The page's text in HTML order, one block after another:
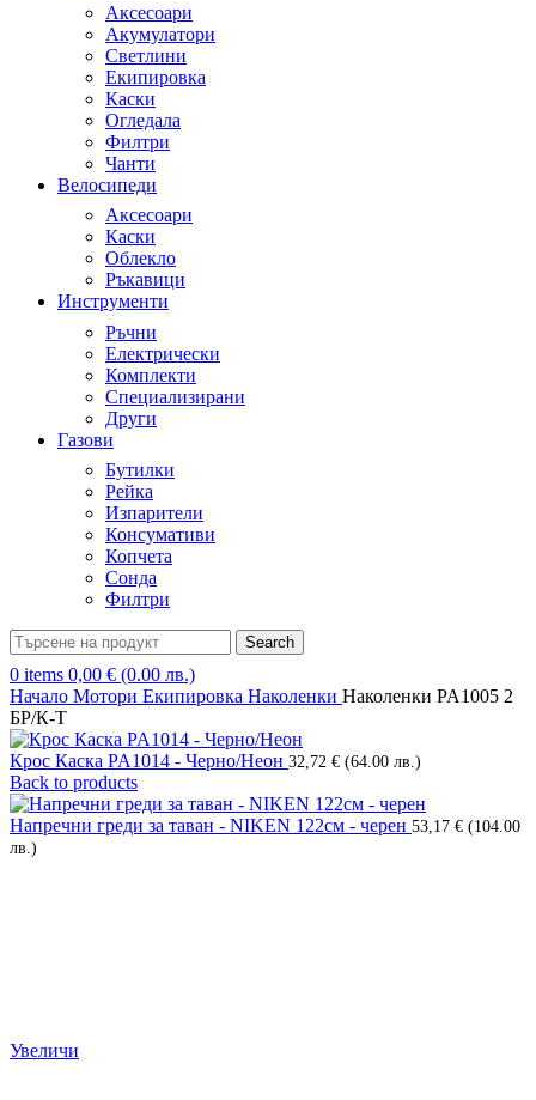
Аксесоари
Акумулатори
Светлини
Екипировка
Каски
Огледала
Филтри
Чанти
Велосипеди
Аксесоари
Каски
Облекло
Ръкавици
Инструменти
Ръчни
Електрически
Комплекти
Специализирани
Други
Газови
Бутилки
Рейка
Изпарители
Консумативи
Копчета
Сонда
Филтри
Search
0 items 0,00 € (0.00 лв.)
Начало Мотори Екипировка Наколенки Наколенки PA1005 2
БР/К-Т
Крос Каска PA1014 - Черно/Неон 32,72 € (64.00 лв.)
Back to products
Напречни греди за таван - NIKEN 122см - черен 53,17 € (104.00
лв.)
Увеличи